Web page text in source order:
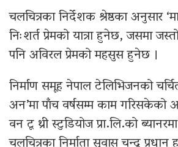
चलचित्रका निर्देशक श्रेष्ठका अनुसार
निःशर्त प्रेमको यात्रा हुनेछ, जसमा
पनि अविरल प्रेमको महसुस हुनेछ ।
निर्माण समूह नेपाल टेलिभिजनको
अन’मा पाँच वर्षसम्म काम गरिसकेको
वन टू थ्री स्टुडियोज प्रा.लि.को